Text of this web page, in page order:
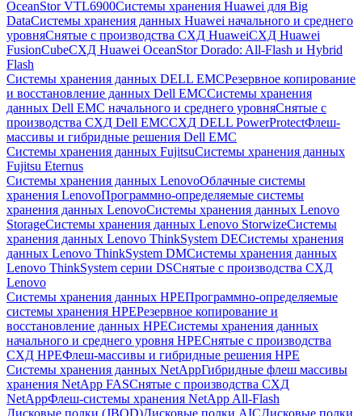
OceanStor VTL6900Системы хранения Huawei для Big
DataСистемы хранения данных Huawei начального и среднего
уровняСнятые с производства СХД HuaweiСХД Huawei
FusionCubeСХД Huawei OceanStor Dorado: All-Flash и Hybrid
Flash
Системы хранения данных DELL EMCРезервное копирование
и восстановление данных Dell EMCСистемы хранения
данных Dell EMC начального и среднего уровняСнятые с
производства СХД Dell EMCСХД DELL PowerProtectФлеш-
массивы и гибридные решения Dell EMC
Системы хранения данных FujitsuСистемы хранения данных
Fujitsu Eternus
Системы хранения данных LenovoОблачные системы
хранения LenovoПрограммно-определяемые системы
хранения данных LenovoСистемы хранения данных Lenovo
StorageСистемы хранения данных Lenovo StorwizeСистемы
хранения данных Lenovo ThinkSystem DEСистемы хранения
данных Lenovo ThinkSystem DMСистемы хранения данных
Lenovo ThinkSystem серии DSСнятые с производства СХД
Lenovo
Системы хранения данных HPEПрограммно-определяемые
системы хранения HPEРезервное копирование и
восстановление данных HPEСистемы хранения данных
начального и среднего уровня HPEСнятые с производства
СХД HPEФлеш-массивы и гибридные решения HPE
Cистемы хранения данных NetAppГибридные флеш массивы
хранения NetApp FASСнятые с производства СХД
NetAppФлеш-системы хранения NetApp All-Flash
Дисковые полки (JBOD)Дисковые полки AICДисковые полки